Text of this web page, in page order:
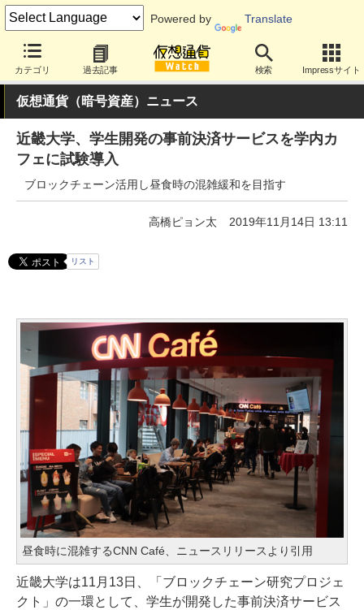
Powered by Translate
カテゴリ 過去記事 検索 Impressサイト
仮想通貨（暗号資産）ニュース
近畿大学、学生開発の事前決済サービスを学内カ
フェに試験導入
ブロックチェーン活用し昼食時の混雑緩和を目指す
高橋ピョン太 2019年11月14日 13:11
リスト
昼⾷時に混雑するCNN Café、ニュースリリースより引用
近畿大学は11月13日、「ブロックチェーン研究プロジェ
クト」の一環として、学生が開発した事前決済サービス